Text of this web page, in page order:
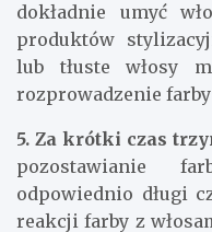
dokładnie umyć
produktów
lub tłuste włosy
rozprowadzenie
5. Za krótki czas
pozostawianie
odpowiednio długi
reakcji farby z